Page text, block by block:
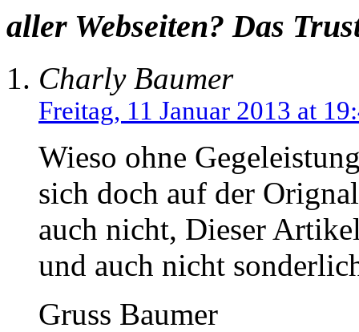
aller Webseiten? Das
Charly Baumer
Freitag, 11 Januar 2013 at
Wieso ohne
sich doch auf der
auch nicht, Dieser
und auch nicht
Gruss Baumer